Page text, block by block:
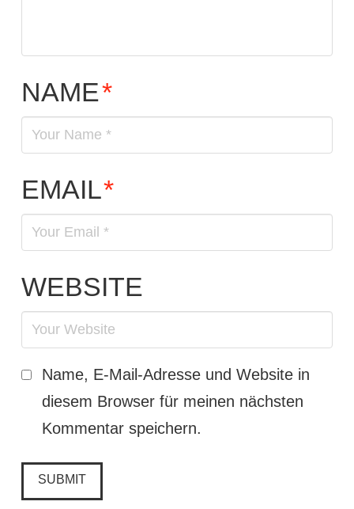
NAME*
EMAIL*
WEBSITE
Name, E-Mail-Adresse und Website in
diesem Browser für meinen nächsten
Kommentar speichern.